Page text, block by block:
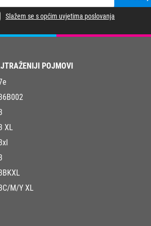
Slažem se s općim uvjetima poslovanja
POJMOVI
XL
M/Y XL